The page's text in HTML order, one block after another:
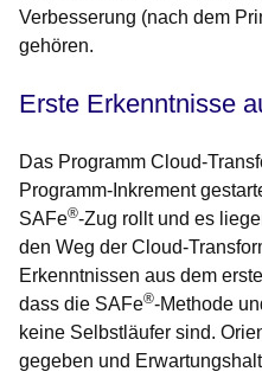
Verbesserung (nach dem
gehören.
Erste Erkenntnisse
Das Programm Cloud-
Programm-Inkrement
SAFe®-Zug rollt und es
den Weg der Cloud-
Erkenntnissen aus dem
dass die SAFe®-Methode
keine Selbstläufer sind.
gegeben und